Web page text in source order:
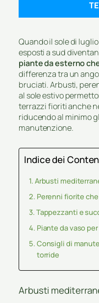
Quando il sole di
esposti a sud
piante da esterno
differenza tra un
bruciati. Arbusti,
al sole estivo
terrazzi fioriti anche
riducendo al minimo
manutenzione.
Indice dei
Arbusti
Perenni fiorite
Tappezzanti e
Piante da vaso
Consigli di
torride
Arbusti